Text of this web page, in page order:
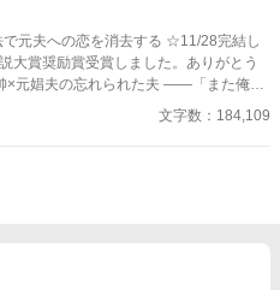
の恋を消去する ☆11/28完結し
大賞奨励賞受賞しました。ありがとう
で現魔術師であるエ
祖国・ファルンに帰国した。しかし暫
くしたロイを、魔族への本能的な恐怖
文字数：184,109